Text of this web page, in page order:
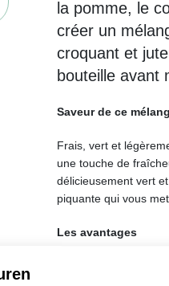
la pomme, le
créer un
croquant et
bouteille avant
Saveur de ce
Frais, vert et
une touche de
délicieusement vert
piquante qui vous
Les avantages